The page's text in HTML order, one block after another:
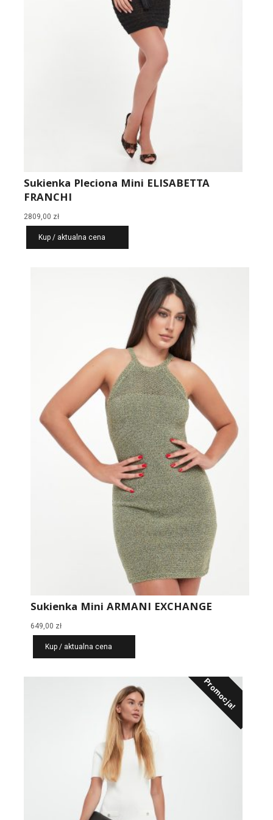
Sukienka Pleciona Mini ELISABETTA
FRANCHI
2809,00 zł
Kup / aktualna cena
Sukienka Mini ARMANI EXCHANGE
649,00 zł
Kup / aktualna cena
Promocja!